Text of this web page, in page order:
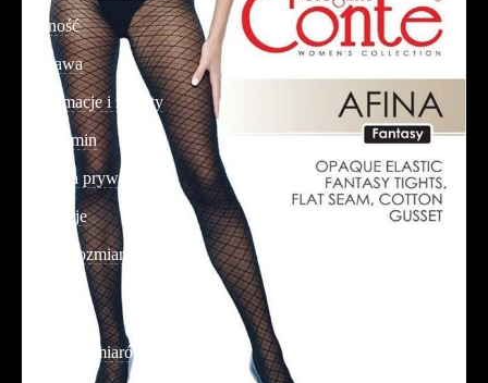
Płatność
Dostawa
Reklamacje i zwroty
Regulamin
Polityka prywatności
Promocje
Tabela rozmiarów
Tabela rozmiarów